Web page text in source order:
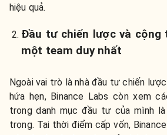
hiệu quả.
Đầu tư chiến lược và cộng
một team duy nhất
Ngoài vai trò là nhà đầu tư chiến
hứa hẹn, Binance Labs còn xem
trong danh mục đầu tư của mình
trọng. Tại thời điểm cấp vốn,